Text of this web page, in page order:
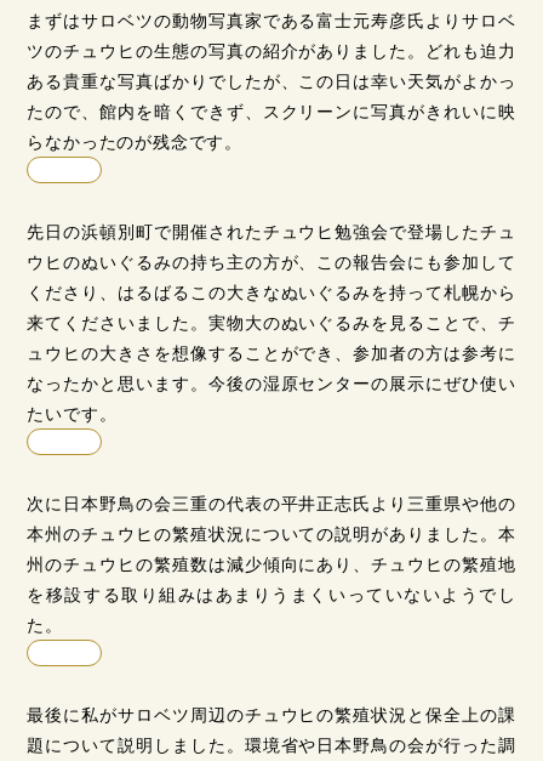
まずはサロベツの動物写真家である富士元寿彦氏よりサロベ
ツのチュウヒの生態の写真の紹介がありました。どれも迫力
ある貴重な写真ばかりでしたが、この日は幸い天気がよかっ
たので、館内を暗くできず、スクリーンに写真がきれいに映
らなかったのが残念です。
先日の浜頓別町で開催されたチュウヒ勉強会で登場したチュ
ウヒのぬいぐるみの持ち主の方が、この報告会にも参加して
くださり、はるばるこの大きなぬいぐるみを持って札幌から
来てくださいました。実物大のぬいぐるみを見ることで、チ
ュウヒの大きさを想像することができ、参加者の方は参考に
なったかと思います。今後の湿原センターの展示にぜひ使い
たいです。
次に日本野鳥の会三重の代表の平井正志氏より三重県や他の
本州のチュウヒの繁殖状況についての説明がありました。本
州のチュウヒの繁殖数は減少傾向にあり、チュウヒの繁殖地
を移設する取り組みはあまりうまくいっていないようでし
た。
最後に私がサロベツ周辺のチュウヒの繁殖状況と保全上の課
題について説明しました。環境省や日本野鳥の会が行った調